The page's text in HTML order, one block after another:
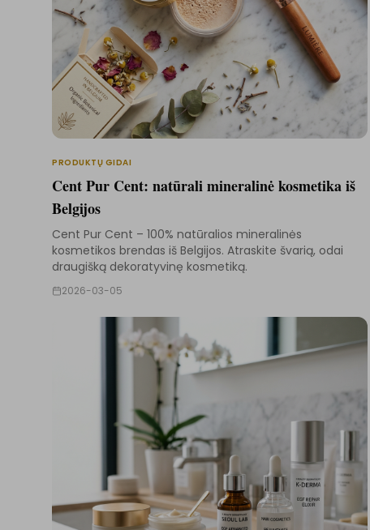
PRODUKTŲ GIDAI
Cent Pur Cent: natūrali mineralinė kosmetika iš
Belgijos
Cent Pur Cent – 100% natūralios mineralinės
kosmetikos brendas iš Belgijos. Atraskite švarią, odai
draugišką dekoratyvinę kosmetiką.
2026-03-05